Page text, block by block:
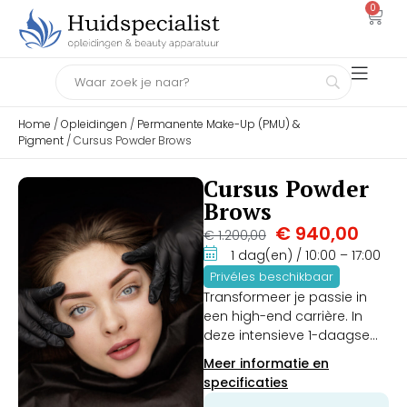
0
Home /Opleidingen / Permanente Make-Up (PMU) &
Pigment / Cursus Powder Brows
Cursus Powder
Brows
€1.200,00 € 940,00
1 dag(en) / 10:00 – 17:00
Privéles beschikbaar
Transformeer je passie in
een high-end carrière. In
deze intensieve 1-daagse
praktijkopleiding leer je de
nieuwste pixel- en ombré-
technieken van masters
Meer informatie en
specificaties